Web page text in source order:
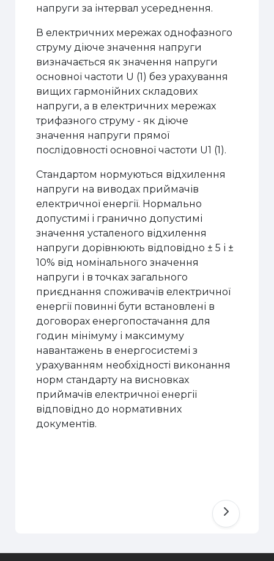
напруги за інтервал усереднення.
В електричних мережах однофазного
струму діюче значення напруги
визначається як значення напруги
основної частоти U (1) без урахування
вищих гармонійних складових
напруги, а в електричних мережах
трифазного струму - як діюче
значення напруги прямої
послідовності основної частоти U1 (1).
Стандартом нормуються відхилення
напруги на виводах приймачів
електричної енергії. Нормально
допустимі і гранично допустимі
значення усталеного відхилення
напруги дорівнюють відповідно ± 5 і ±
10% від номінального значення
напруги і в точках загального
приєднання споживачів електричної
енергії повинні бути встановлені в
договорах енергопостачання для
годин мінімуму і максимуму
навантажень в енергосистемі з
урахуванням необхідності виконання
норм стандарту на висновках
приймачів електричної енергії
відповідно до нормативних
документів.